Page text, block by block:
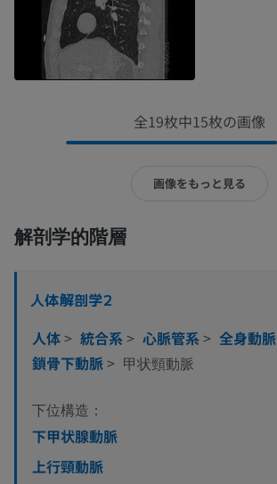
全19枚中15枚の画像
画像をもっと見る
解剖学的階層
人体解剖学2
人体> 統合系> 心脈管系> 全身動脈
鎖骨下動脈> 甲状頸動脈
下位構造：
下甲状腺動脈
上行頸動脈